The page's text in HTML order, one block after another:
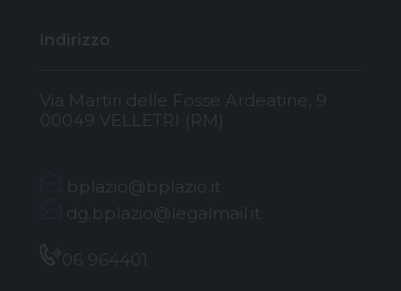
Indirizzo
Via Martiri delle Fosse Ardeatine, 9
00049 VELLETRI (RM)
bplazio@bplazio.it
dg.bplazio@legalmail.it
06 964401